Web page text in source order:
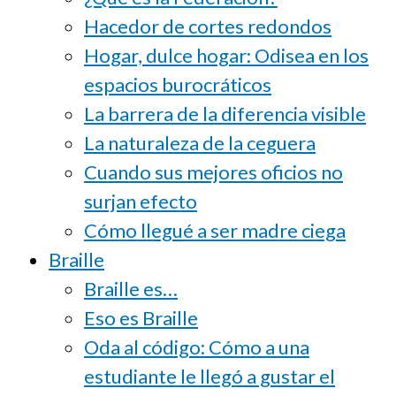
Hacedor de cortes redondos
Hogar, dulce hogar: Odisea en los
espacios burocráticos
La barrera de la diferencia visible
La naturaleza de la ceguera
Cuando sus mejores oficios no
surjan efecto
Cómo llegué a ser madre ciega
Braille
Braille es…
Eso es Braille
Oda al código: Cómo a una
estudiante le llegó a gustar el